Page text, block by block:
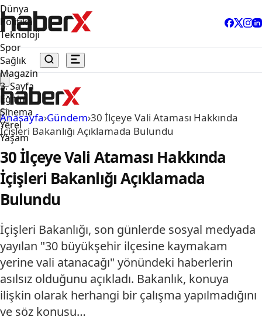
Dünya
Politika
Teknoloji
Spor
Sağlık
Magazin
3. Sayfa
Eğitim
Sinema
Yerel
Yaşam
Anasayfa›Gündem›30 İlçeye Vali Ataması Hakkında
İçişleri Bakanlığı Açıklamada Bulundu
30 İlçeye Vali Ataması Hakkında
İçişleri Bakanlığı Açıklamada
Bulundu
İçişleri Bakanlığı, son günlerde sosyal medyada
yayılan "30 büyükşehir ilçesine kaymakam
yerine vali atanacağı" yönündeki haberlerin
asılsız olduğunu açıkladı. Bakanlık, konuya
ilişkin olarak herhangi bir çalışma yapılmadığını
ve söz konusu…